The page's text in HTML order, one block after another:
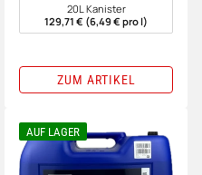
20L Kanister
129,71 € (6,49 € pro l)
ZUM ARTIKEL
AUF LAGER